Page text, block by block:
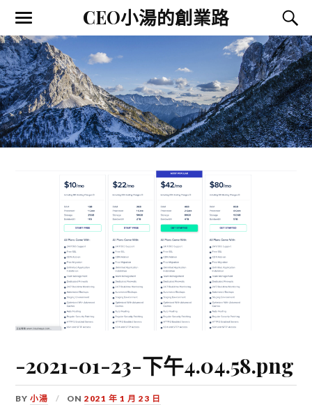
CEO小湯的創業路
-2021-01-23-下午4.04.58.png
BY小湯 ON2021 年 1 月 23 日